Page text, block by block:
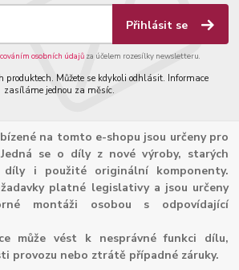
Přihlásit se
osobních údajůza účelem rozesílky newsletteru.
produktech. Můžete se kdykoli odhlásit. Informace
zasíláme jednou za měsíc.
na tomto e-shopu jsou určeny pro
se o díly z nové výroby, starých
díly i použité originální komponenty.
platné legislativy a jsou určeny
montáži osobou s odpovídající
může vést k nesprávné funkci dílu,
provozu nebo ztrátě případné záruky.